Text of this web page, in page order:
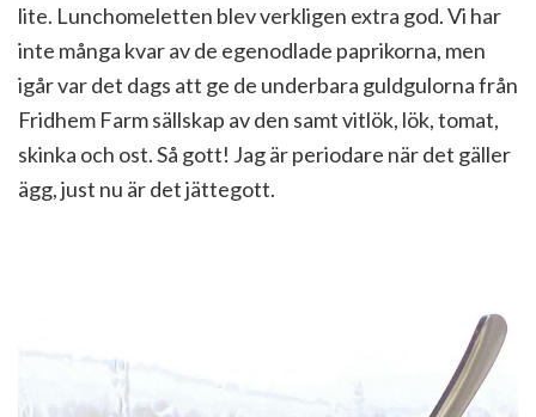
lite. Lunchomeletten blev verkligen extra god. Vi har
inte många kvar av de egenodlade paprikorna, men
igår var det dags att ge de underbara guldgulorna från
Fridhem Farm sällskap av den samt vitlök, lök, tomat,
skinka och ost. Så gott! Jag är periodare när det gäller
ägg, just nu är det jättegott.